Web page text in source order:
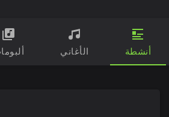
أنشطة الأغاني